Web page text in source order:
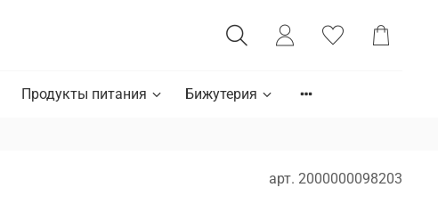
Продукты питания Бижутерия
арт. 2000000098203